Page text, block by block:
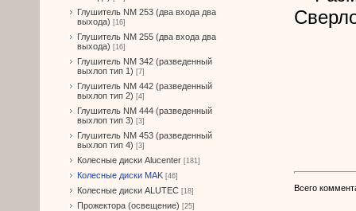
Глушитель NM 253 (два входа два
выхода) [16]
Глушитель NM 255 (два входа два
выхода) [16]
Глушитель NM 342 (разведенный
выхлоп тип 1) [7]
Глушитель NM 442 (разведенный
выхлоп тип 2) [4]
Глушитель NM 444 (разведенный
выхлоп тип 3) [3]
Глушитель NM 453 (разведенный
выхлоп тип 4) [3]
Колесные диски Alucenter [181]
Колесные диски MAK [46]
Колесные диски ALUTEC [18]
Прожектора (освещение) [25]
Всего